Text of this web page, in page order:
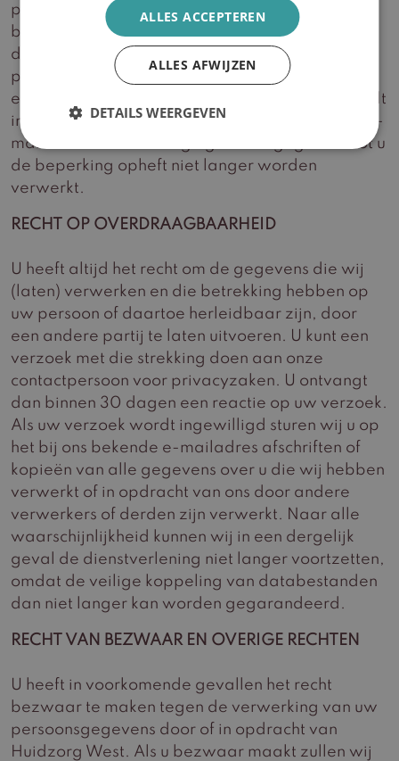
persoon of daartoe herleidbaar zijn, te
beperken. U kunt een verzoek met die strekking
doen aan onze contactpersoon voor
privacyzaken. U ontvangt dan binnen 30 dagen
een reactie op uw verzoek. Als uw verzoek wordt
ingewilligd sturen wij u op het bij ons bekende e-
mailadres een bevestiging dat de gegevens tot u
de beperking opheft niet langer worden
verwerkt.
RECHT OP OVERDRAAGBAARHEID
U heeft altijd het recht om de gegevens die wij
(laten) verwerken en die betrekking hebben op
uw persoon of daartoe herleidbaar zijn, door
een andere partij te laten uitvoeren. U kunt een
verzoek met die strekking doen aan onze
contactpersoon voor privacyzaken. U ontvangt
dan binnen 30 dagen een reactie op uw verzoek.
Als uw verzoek wordt ingewilligd sturen wij u op
het bij ons bekende e-mailadres afschriften of
kopieën van alle gegevens over u die wij hebben
verwerkt of in opdracht van ons door andere
verwerkers of derden zijn verwerkt. Naar alle
waarschijnlijkheid kunnen wij in een dergelijk
geval de dienstverlening niet langer voortzetten,
omdat de veilige koppeling van databestanden
dan niet langer kan worden gegarandeerd.
RECHT VAN BEZWAAR EN OVERIGE RECHTEN
U heeft in voorkomende gevallen het recht
bezwaar te maken tegen de verwerking van uw
persoonsgegevens door of in opdracht van
Huidzorg West. Als u bezwaar maakt zullen wij
ALLES ACCEPTEREN
ALLES AFWIJZEN
DETAILS WEERGEVEN